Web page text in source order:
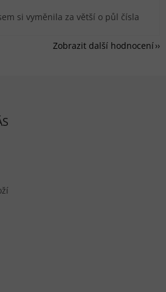
si vyměnila za větší o půl čísla
Zobrazit další hodnocení